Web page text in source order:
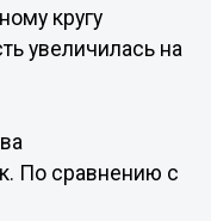
кругу
увеличилась на
По сравнению с